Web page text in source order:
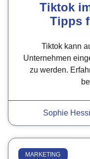
Tiktok
Tipps
Tiktok kann
Unternehmen
zu werden.
Sophie
MARKETING